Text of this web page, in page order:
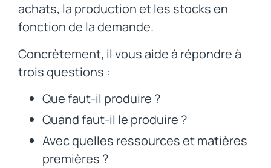
achats, la production et les stocks en
fonction de la demande.
Concrètement, il vous aide à répondre à
trois questions :
Que faut-il produire ?
Quand faut-il le produire ?
Avec quelles ressources et matières
premières ?